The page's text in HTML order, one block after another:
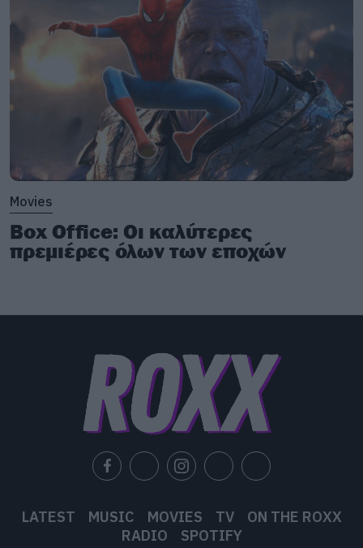
Movies
Box Office: Οι καλύτερες
πρεμιέρες όλων των εποχών
LATEST MUSIC MOVIES TV
ON THE ROXX
RADIO
SPOTIFY